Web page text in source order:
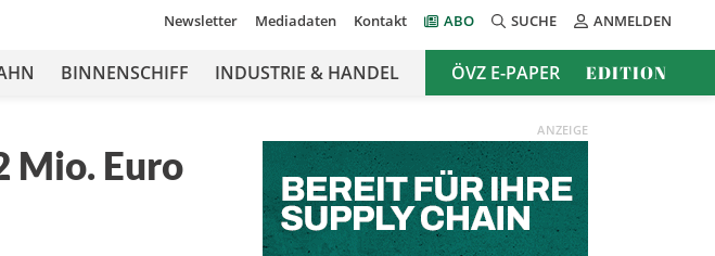
Newsletter Mediadaten Kontakt ABO SUCHE ANMELDEN
BINNENSCHIFF INDUSTRIE & HANDEL ÖVZ E-PAPER EDITION
Mio. Euro
ANZEIGE